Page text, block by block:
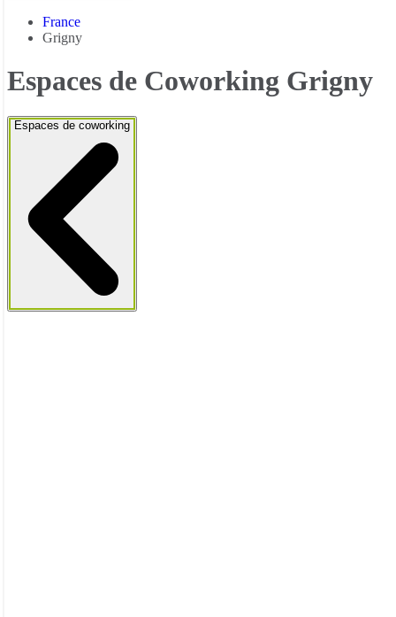
France
Grigny
Espaces de Coworking Grigny
Espaces de coworking